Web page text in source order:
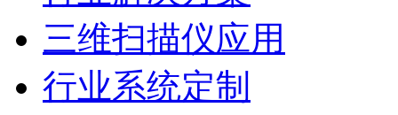
三维扫描仪应用
行业系统定制